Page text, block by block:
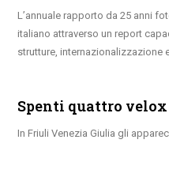
L’annuale rapporto da 25 anni
italiano attraverso un report
strutture, internazionalizzazione
Spenti quattro velox
In Friuli Venezia Giulia gli